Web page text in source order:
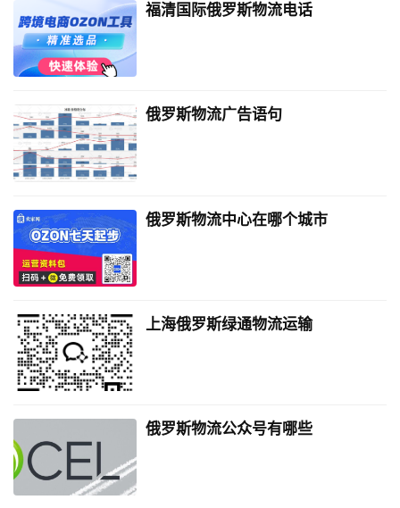
福清国际俄罗斯物流电话
俄罗斯物流广告语句
俄罗斯物流中心在哪个城市
上海俄罗斯绿通物流运输
俄罗斯物流公众号有哪些